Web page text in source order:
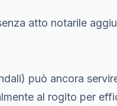
atto notarile
può ancora
al rogito per